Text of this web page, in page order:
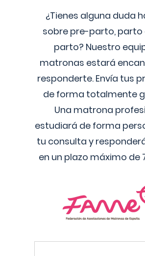
¿Tienes alguna duda
sobre pre-parto, parto
parto? Nuestro
matronas estará
responderte. Envía tus
de forma totalmente
Una matrona
estudiará de forma
tu consulta y
en un plazo máximo de